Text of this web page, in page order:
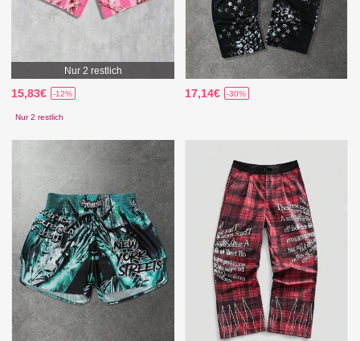
Nur 2 restlich
15,83€ -12%
Nur 2 restlich
17,14€ -30%